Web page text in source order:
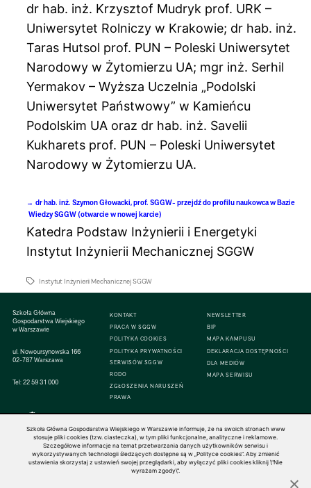
dr hab. inż. Krzysztof Mudryk prof. URK –
Uniwersytet Rolniczy w Krakowie; dr hab. inż.
Taras Hutsol prof. PUN – Poleski Uniwersytet
Narodowy w Żytomierzu UA; mgr inż. Serhil
Yermakov – Wyższa Uczelnia „Podolski
Uniwersytet Państwowy” w Kamieńcu
Podolskim UA oraz dr hab. inż. Savelii
Kukharets prof. PUN – Poleski Uniwersytet
Narodowy w Żytomierzu UA.
dr hab. inż. Szymon Głowacki, prof. SGGW-przejdź do profilu naukowca w Bazie
Wiedzy SGGW (otwarcie w nowej karcie)
Katedra Podstaw Inżynierii i Energetyki
Instytut Inżynierii Mechanicznej SGGW
Instytut Inżynierii Mechanicznej SGGW
Szkoła Główna
Gospodarstwa Wiejskiego
w Warszawie
ul. Nowoursynowska 166
02-787 Warszawa
Tel:22 59 31 000
KONTAKT
PRACA W SGGW
POLITYKA COOKIES
POLITYKA PRYWATNOŚCI
SERWISÓW SGGW
RODO
ZGŁOSZENIA NARUSZEŃ
PRAWA
NEWSLETTER
BIP
MAPA KAMPUSU
DEKLARACJA DOSTĘPNOŚCI
DLA MEDIÓW
MAPA SERWISU
© 1816–2026 SGGW — ALL RIGHTS RESERVED
Szkoła Główna Gospodarstwa Wiejskiego w Warszawie informuje, że na swoich stronach www
stosuje pliki cookies (tzw. ciasteczka), w tym pliki funkcjonalne, analityczne i reklamowe.
Szczegółowe informacje na temat przetwarzania danych użytkowników serwisu i
wykorzystywanych technologii śledzących dostępne są w „Polityce cookies”. Aby zmienić
ustawienia skorzystaj z ustawień swojej przeglądarki, aby wyłączyć pliki cookies kliknij \"Nie
wyrażam zgody\".